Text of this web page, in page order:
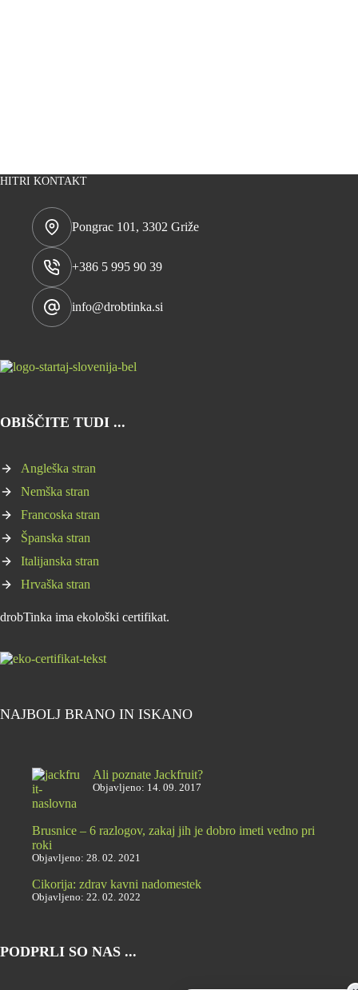
HITRI KONTAKT
Pongrac 101, 3302 Griže
+386 5 995 90 39
info@drobtinka.si
OBIŠČITE TUDI ...
Angleška stran
Nemška stran
Francoska stran
Španska stran
Italijanska stran
Hrvaška stran
drobTinka ima ekološki certifikat.
NAJBOLJ BRANO IN ISKANO
Ali poznate Jackfruit?
Objavljeno: 14. 09. 2017
Brusnice – 6 razlogov, zakaj jih je dobro imeti vedno pri
roki
Objavljeno: 28. 02. 2021
Cikorija: zdrav kavni nadomestek
Objavljeno: 22. 02. 2022
PODPRLI SO NAS ...